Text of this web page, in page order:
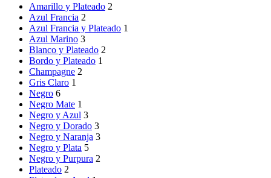
Amarillo y Plateado 2
Azul Francia 2
Azul Francia y Plateado 1
Azul Marino 3
Blanco y Plateado 2
Bordo y Plateado 1
Champagne 2
Gris Claro 1
Negro 6
Negro Mate 1
Negro y Azul 3
Negro y Dorado 3
Negro y Naranja 3
Negro y Plata 5
Negro y Purpura 2
Plateado 2